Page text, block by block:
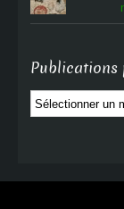
Publications
Publications
par